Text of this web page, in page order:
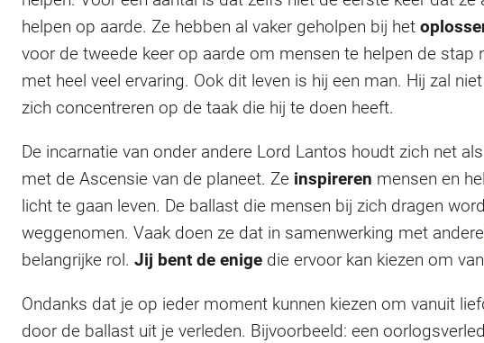
helpen op aarde. Ze hebben al vaker geholpen bij het
voor de tweede keer op aarde om mensen te helpen de stap
met heel veel ervaring. Ook dit leven is hij een man. Hij zal
zich concentreren op de taak die hij te doen heeft.
De incarnatie van onder andere Lord Lantos houdt zich net
met de Ascensie van de planeet. Ze inspireren mensen en
licht te gaan leven. De ballast die mensen bij zich dragen
weggenomen. Vaak doen ze dat in samenwerking met andere
belangrijke rol. Jij bent de enige die ervoor kan kiezen om
Ondanks dat je op ieder moment kunnen kiezen om vanuit
door de ballast uit je verleden. Bijvoorbeeld: een